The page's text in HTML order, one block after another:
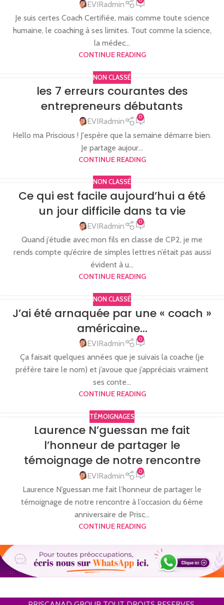
EVIRadmin
Je suis certes Coach Certifiée, mais comme toute science
humaine, le coaching à ses limites. Tout comme la science,
la médec...
CONTINUE READING
NON CLASSÉ
les 7 erreurs courantes des
entrepreneurs débutants
EVIRadmin 0
Hello ma Priscious ! J'espère que la semaine démarre bien.
Je partage aujour...
CONTINUE READING
NON CLASSÉ
Ce qui est facile aujourd’hui a été
un jour difficile dans ta vie
EVIRadmin 0
Quand j’étudie avec mon fils en classe de CP2, je me
rends compte qu’écrire de simples lettres n’était pas aussi
évident à u...
CONTINUE READING
NON CLASSÉ
J’ai été arnaquée par une « coach »
américaine…
EVIRadmin 0
Ça faisait quelques années que je suivais la coache (je
préfère taire le nom) et j’avoue que j’appréciais vraiment
ses conte...
CONTINUE READING
TÉMOIGNAGES
Laurence N’guessan me fait
l’honneur de partager le
témoignage de notre rencontre
EVIRadmin 0
Laurence N’guessan me fait l’honneur de partager le
témoignage de notre rencontre à l’occasion du 6ème
anniversaire de Prisc...
CONTINUE READING